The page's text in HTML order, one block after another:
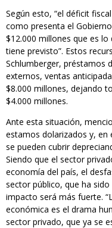
Según esto, “el déficit
como presenta el
$12.000 millones que es
tiene previsto”. Estos
Schlumberger, préstamos
externos, ventas
$8.000 millones, dejando
$4.000 millones.
Ante esta situación,
estamos dolarizados y, en
se pueden cubrir
Siendo que el sector
economía del país, el
sector público, que ha
impacto será más fuerte.
económica es el drama
sector privado, que ya se